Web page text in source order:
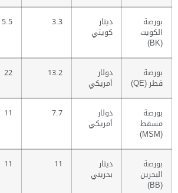
بورصة
الكويت
(BK)
دينار
كويتي
3.3
5.5
بورصة
قطر (QE)
دولار
أمريكي
13.2
22
بورصة
مسقط
(MSM)
دولار
أمريكي
7.7
11
بورصة
البحرين
(BB)
دينار
بحريني
11
11